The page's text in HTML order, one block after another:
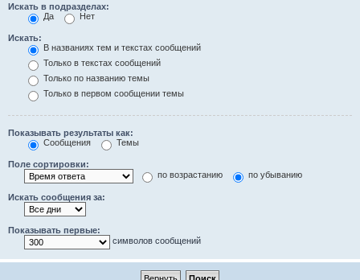
Искать в подразделах:
Да
Нет
Искать:
В названиях тем и текстах сообщений
Только в текстах сообщений
Только по названию темы
Только в первом сообщении темы
Показывать результаты как:
Сообщения
Темы
Поле сортировки:
по возрастанию
по убыванию
Искать сообщения за:
Показывать первые:
символов сообщений